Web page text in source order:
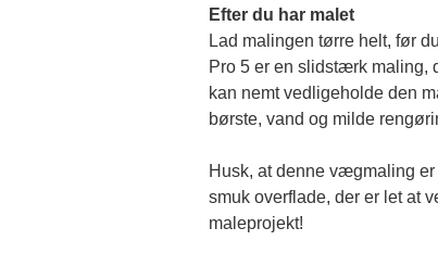
Efter du har malet
Lad malingen tørre helt, før
Pro 5 er en slidstærk maling,
kan nemt vedligeholde den
børste, vand og milde
Husk, at denne vægmaling
smuk overflade, der er let at
maleprojekt!